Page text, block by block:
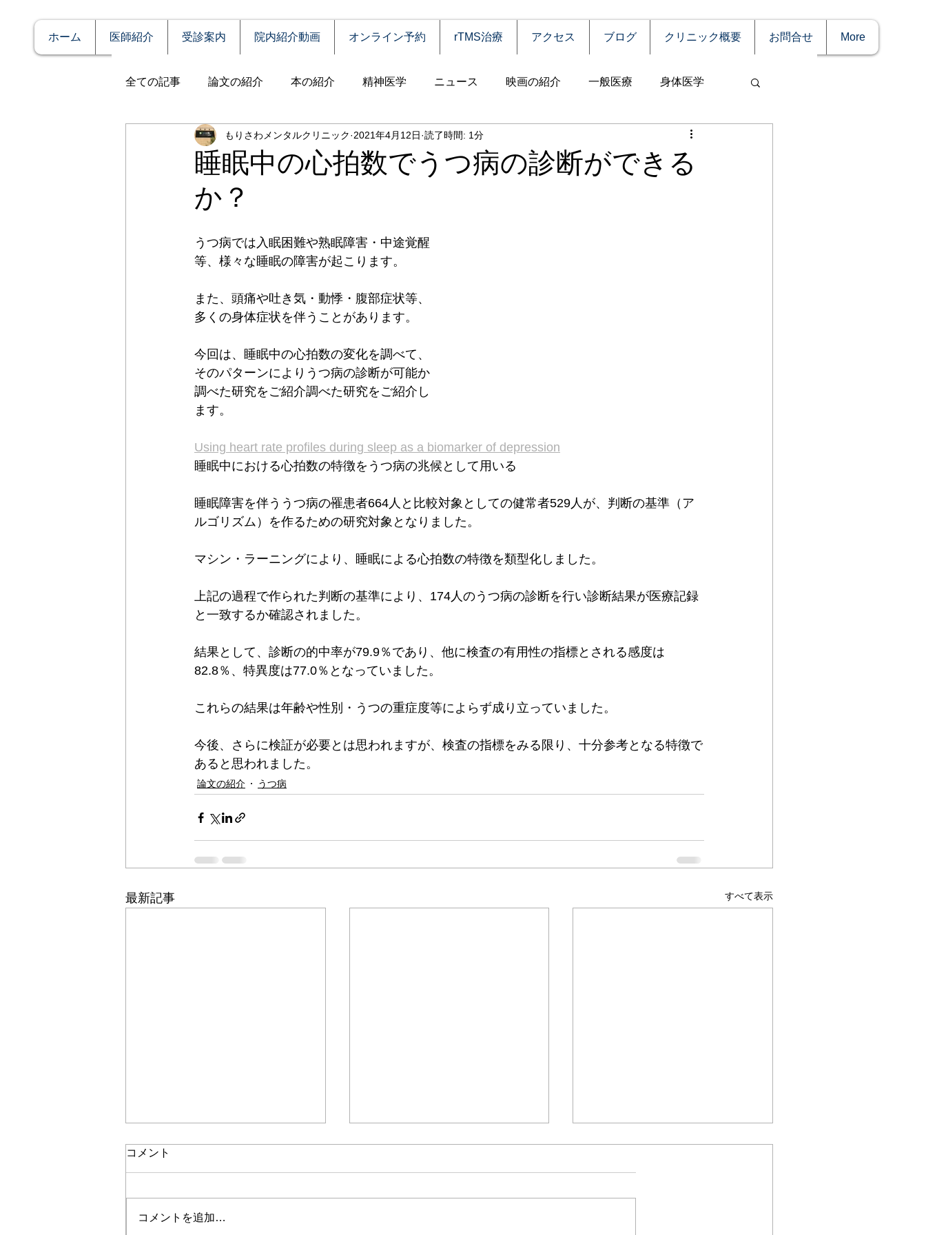
ホーム 医師紹介 受診案内 院内紹介動画 オンライン予約 rTMS治療 アクセス ブログ クリニック概要 お問合せ More
全ての記事 論文の紹介 本の紹介 精神医学 ニュース 映画の紹介 一般医療 身体医学
症例報告 発達障害 自殺 認知症 うつ病
アルコール依存（乱用）
全般性不安障害 パニック障害 摂食障害 強迫性障害
PTSD（心的外傷後ストレス障害） 睡眠障害
睡眠中の心拍数でうつ病の診断ができる
か？
もりさわメンタルクリニック 2021年4月12日 読了時間: 1分
うつ病では入眠困難や熟眠障害・中途覚醒
等、様々な睡眠の障害が起こります。
また、頭痛や吐き気・動悸・腹部症状等、
多くの身体症状を伴うことがあります。
今回は、睡眠中の心拍数の変化を調べて、
そのパターンによりうつ病の診断が可能か
調べた研究をご紹介調べた研究をご紹介し
ます。
Using heart rate profiles during sleep as a biomarker of depression
睡眠中における心拍数の特徴をうつ病の兆候として用いる
睡眠障害を伴ううつ病の罹患者664人と比較対象としての健常者529人が、判断の基準（ア
ルゴリズム）を作るための研究対象となりました。
マシン・ラーニングにより、睡眠による心拍数の特徴を類型化しました。
上記の過程で作られた判断の基準により、174人のうつ病の診断を行い診断結果が医療記録
と一致するか確認されました。
結果として、診断の的中率が79.9％であり、他に検査の有用性の指標とされる感度は
82.8％、特異度は77.0％となっていました。
これらの結果は年齢や性別・うつの重症度等によらず成り立っていました。
今後、さらに検証が必要とは思われますが、検査の指標をみる限り、十分参考となる特徴で
あると思われました。
論文の紹介 うつ病
最新記事 すべて表示
コメント
コメントを追加…